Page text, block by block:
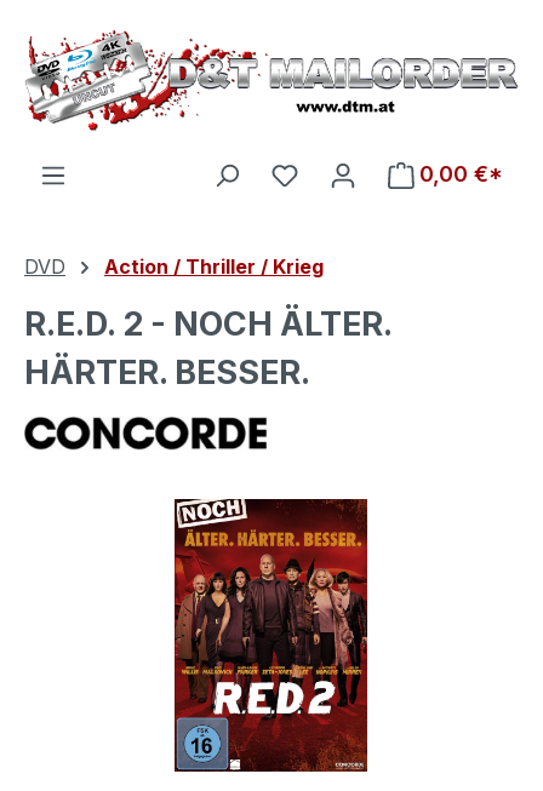
Zum Hauptinhalt springen
Du hast 0 Produkte auf
0,00 €*
DVD Action / Thriller / Krieg
R.E.D. 2 - NOCH ÄLTER.
HÄRTER. BESSER.
Bildergalerie überspringen